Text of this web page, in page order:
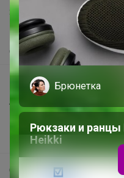
Защита покупателя
Помощь
О нас
Все предложения
Анонсы
Новости
Поддержка альпак
Самое выгодное
Брюнетка
Рюкзаки и ранцы
Heikki